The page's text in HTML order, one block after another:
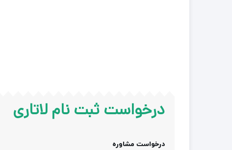
درخواست ثبت نام لاتاری
درخواست مشاوره